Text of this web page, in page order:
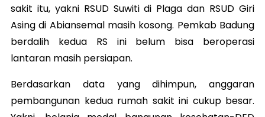
sakit itu, yakni RSUD Suwiti di Plaga dan RSUD Giri
Asing di Abiansemal masih kosong. Pemkab Badung
berdalih kedua RS ini belum bisa beroperasi
lantaran masih persiapan.
Berdasarkan data yang dihimpun, anggaran
pembangunan kedua rumah sakit ini cukup besar.